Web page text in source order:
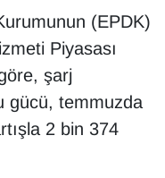
(EPDK)
Piyasası
şarj
gücü, temmuzda
2 bin 374